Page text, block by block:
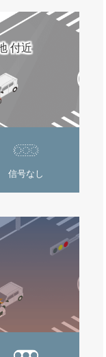
付近
信号なし